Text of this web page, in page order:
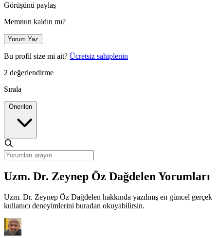
Görüşünü paylaş
Memnun kaldın mı?
Yorum Yaz
Bu profil size mi ait? Ücretsiz sahiplenin
2 değerlendirme
Sırala
Uzm. Dr. Zeynep Öz Dağdelen Yorumları
Uzm. Dr. Zeynep Öz Dağdelen hakkında yazılmış en güncel gerçek
kullanıcı deneyimlerini buradan okuyabilirsin.